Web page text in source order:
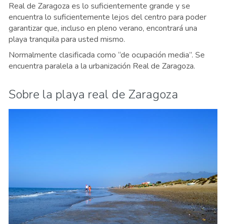
Real de Zaragoza es lo suficientemente grande y se
encuentra lo suficientemente lejos del centro para poder
garantizar que, incluso en pleno verano, encontrará una
playa tranquila para usted mismo.
Normalmente clasificada como “de ocupación media”. Se
encuentra paralela a la urbanización Real de Zaragoza.
Sobre la playa real de Zaragoza